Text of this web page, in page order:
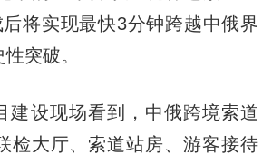
将实现最快3分钟跨越中俄界
突破。
建设现场看到，中俄跨境索道
检大厅、索道站房、游客接待